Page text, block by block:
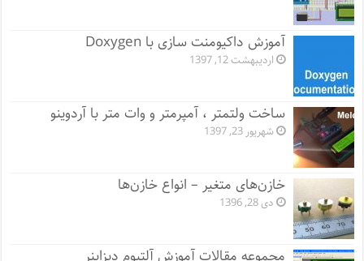
آموزش داکیومنت سازی با Doxygen
اردیبهشت 12, 1397
ساخت ولتمتر ، آمپرمتر و وات متر با آردوینو
شهریور 23, 1397
خازن‌های متغیر – انواع خازن‌ها
دی 28, 1396